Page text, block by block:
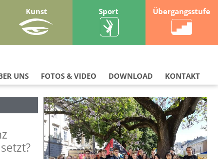
Kunst Sport Übergangsstufe
KONTAKT
DOWNLOAD
FOTOS & VIDEO
UNS